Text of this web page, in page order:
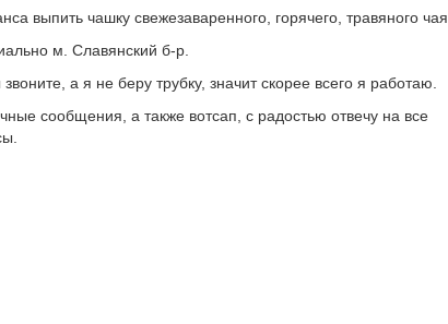
выпить чашку свежезаваренного, горячего, травяного чая.
м. Славянский б-р.
а я не беру трубку, значит скорее всего я работаю.
сообщения, а также вотсап, с радостью отвечу на все